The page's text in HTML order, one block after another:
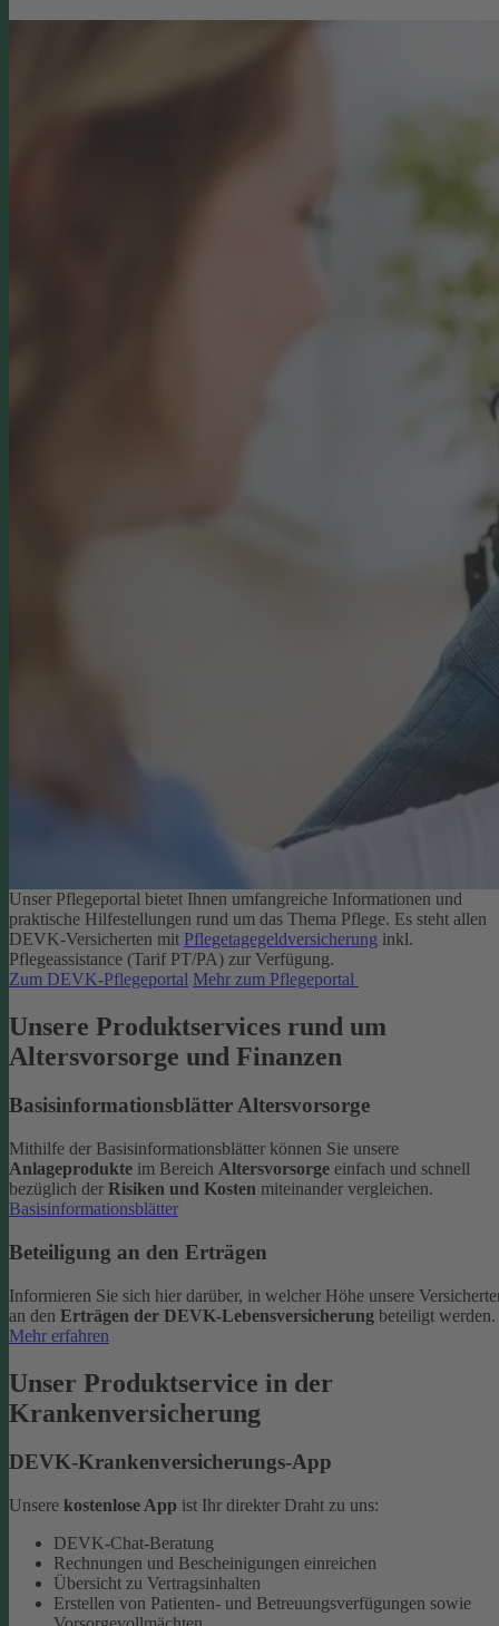
Unser Pflegeportal bietet Ihnen umfangreiche Informationen und
praktische Hilfestellungen rund um das Thema Pflege. Es steht allen
DEVK-Versicherten mit Pflegetagegeldversicherung inkl.
Pflegeassistance (Tarif PT/PA) zur Verfügung.
Zum DEVK-Pflegeportal Mehr zum Pflegeportal
Unsere Produktservices rund um
Altersvorsorge und Finanzen
Basisinformationsblätter Altersvorsorge
Mithilfe der Basisinformationsblätter können Sie unsere
Anlageprodukte im Bereich Altersvorsorge einfach und schnell
bezüglich der Risiken und Kosten miteinander vergleichen.
Basisinformationsblätter
Beteiligung an den Erträgen
Informieren Sie sich hier darüber, in welcher Höhe unsere
an den Erträgen der DEVK-Lebensversicherung beteiligt werden.
Mehr erfahren
Unser Produktservice in der
Krankenversicherung
DEVK-Krankenversicherungs-App
Unsere kostenlose App ist Ihr direkter Draht zu uns:
DEVK-Chat-Beratung
Rechnungen und Bescheinigungen einreichen
Übersicht zu Vertragsinhalten
Erstellen von Patienten- und Betreuungsverfügungen sowie